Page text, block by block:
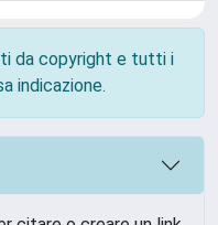
da copyright e tutti i
indicazione.